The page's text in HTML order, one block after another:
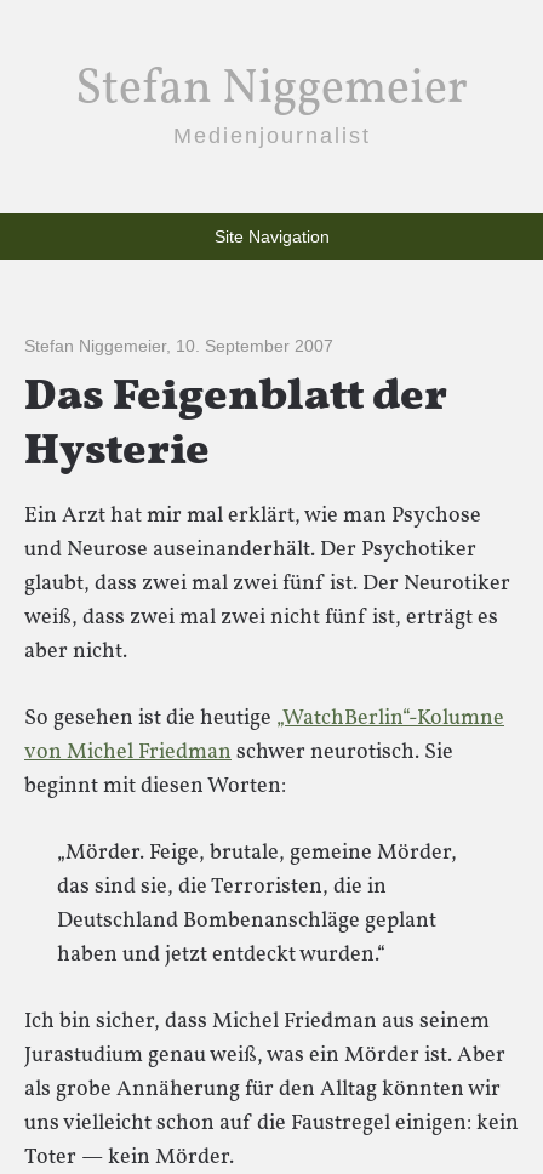
Stefan Niggemeier
Medienjournalist
Site Navigation
Stefan Niggemeier, 10. September 2007
Das Feigenblatt der
Hysterie
Ein Arzt hat mir mal erklärt, wie man Psychose
und Neurose auseinanderhält. Der Psychotiker
glaubt, dass zwei mal zwei fünf ist. Der Neurotiker
weiß, dass zwei mal zwei nicht fünf ist, erträgt es
aber nicht.
So gesehen ist die heutige „WatchBerlin“-Kolumne
von Michel Friedmanschwer neurotisch. Sie
beginnt mit diesen Worten:
„Mörder. Feige, brutale, gemeine Mörder,
das sind sie, die Terroristen, die in
Deutschland Bombenanschläge geplant
haben und jetzt entdeckt wurden.“
Ich bin sicher, dass Michel Friedman aus seinem
Jurastudium genau weiß, was ein Mörder ist. Aber
als grobe Annäherung für den Alltag könnten wir
uns vielleicht schon auf die Faustregel einigen: kein
Toter — kein Mörder.